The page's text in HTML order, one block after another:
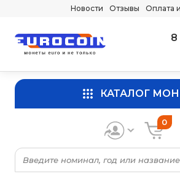
Новости Отзывы Оплата
8
КАТАЛОГ
0